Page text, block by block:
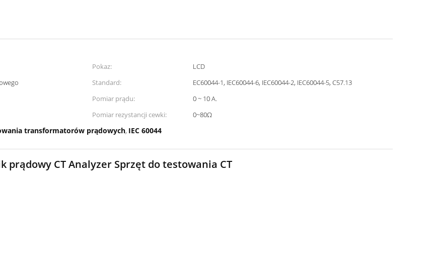
Pokaz:
LCD
Standard:
EC60044-1, IEC60044-6, IEC60044-2, IEC60044-5, C57.13
Pomiar prądu:
0 ~ 10 A.
Pomiar rezystancji cewki:
0~80Ω
transformatorów prądowych, IEC 60044
prądowy CT Analyzer Sprzęt do testowania CT